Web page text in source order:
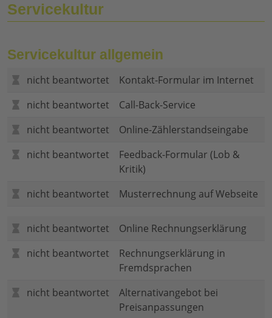
Servicekultur
Servicekultur allgemein
nicht beantwortet
Kontakt-Formular im Internet
nicht beantwortet
Call-Back-Service
nicht beantwortet
Online-Zählerstandseingabe
nicht beantwortet
Feedback-Formular (Lob &
Kritik)
nicht beantwortet
Musterrechnung auf Webseite
nicht beantwortet
Online Rechnungserklärung
nicht beantwortet
Rechnungserklärung in
Fremdsprachen
nicht beantwortet
Alternativangebot bei
Preisanpassungen